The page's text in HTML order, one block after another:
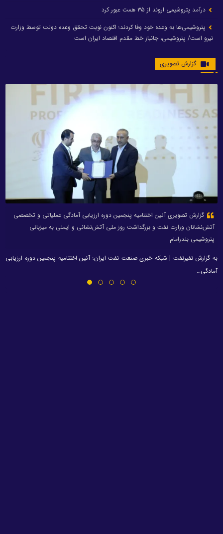
درآمد پتروشیمی اروند از ۳۵ همت عبور کرد
پتروشیمی‌ها به وعده خود وفا کردند؛ اکنون نوبت تحقق وعده دولت توسط وزارت
نیرو است/ پتروشیمی، جانباز خط مقدم اقتصاد ایران است
گزارش تصویری
گزارش تصویری آئین اختتامیه پنجمین دوره ارزیابی آمادگی عملیاتی و تخصصی
آتش‌نشانان وزارت نفت و بزرگداشت روز ملی آتش‌نشانی و ایمنی به میزبانی
پتروشیمی بندرامام
به گزارش نفیرنفت | شبکه خبری صنعت نفت ایران؛ آئین اختتامیه پنجمین دوره ارزیابی
آمادگی…